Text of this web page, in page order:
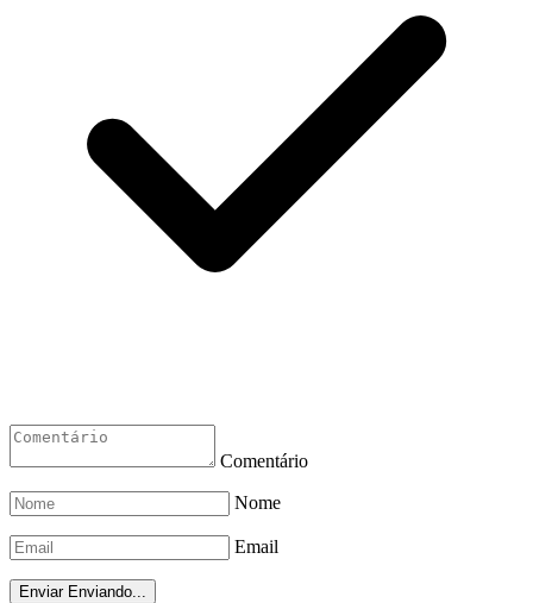
Comentário
Nome
Email
Enviar Enviando...